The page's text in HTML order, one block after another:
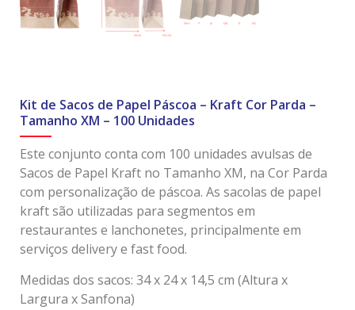
Kit de Sacos de Papel Páscoa – Kraft Cor Parda –
Tamanho XM – 100 Unidades
Este conjunto conta com 100 unidades avulsas de
Sacos de Papel Kraft no Tamanho XM, na Cor Parda
com personalização de páscoa. As sacolas de papel
kraft são utilizadas para segmentos em
restaurantes e lanchonetes, principalmente em
serviços delivery e fast food.
Medidas dos sacos: 34 x 24 x 14,5 cm (Altura x
Largura x Sanfona)